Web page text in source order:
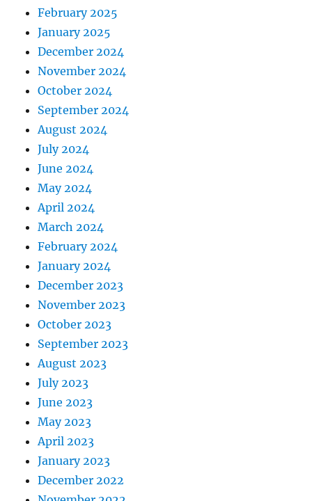
February 2025
January 2025
December 2024
November 2024
October 2024
September 2024
August 2024
July 2024
June 2024
May 2024
April 2024
March 2024
February 2024
January 2024
December 2023
November 2023
October 2023
September 2023
August 2023
July 2023
June 2023
May 2023
April 2023
January 2023
December 2022